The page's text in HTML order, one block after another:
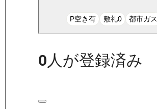
P空き有 敷礼0 都市ガス
0人が登録済み